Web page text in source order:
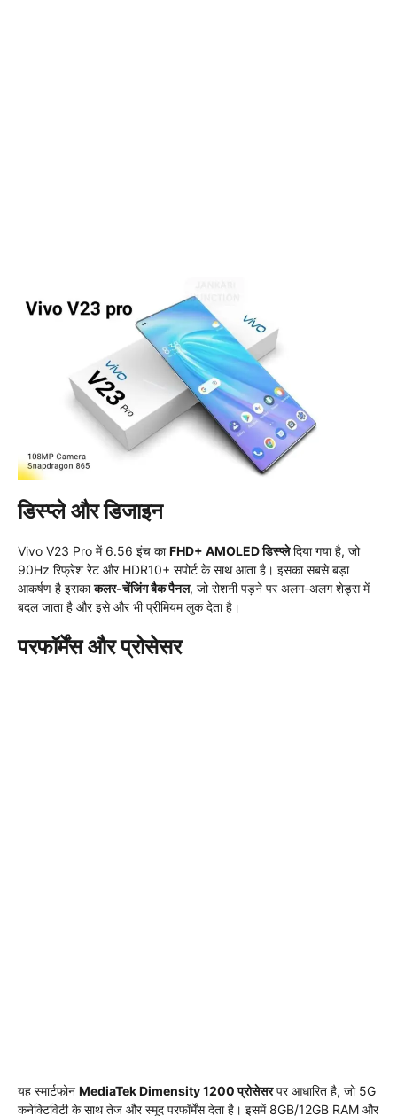
डिस्प्ले और डिजाइन
Vivo V23 Pro में 6.56 इंच काFHD+ AMOLED डिस्प्लेदिया गया है, जो
90Hz रिफ्रेश रेट और HDR10+ सपोर्ट के साथ आता है। इसका सबसे बड़ा
आकर्षण है इसकाकलर-चेंजिंग बैक पैनल, जो रोशनी पड़ने पर अलग-अलग शेड्स में
बदल जाता है और इसे और भी प्रीमियम लुक देता है।
परफॉर्मेंस और प्रोसेसर
यह स्मार्टफोन MediaTek Dimensity 1200 प्रोसेसरपर आधारित है, जो 5G
कनेक्टिविटी के साथ तेज और स्मूद परफॉर्मेंस देता है। इसमें 8GB/12GB RAM और